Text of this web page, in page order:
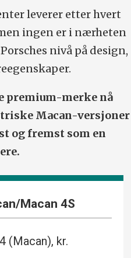
leverer etter hvert
ingen er i nærheten
nivå på design,
premium-merke nå
Macan-versjoner
og fremst som en
Macan 4S
(Macan), kr.